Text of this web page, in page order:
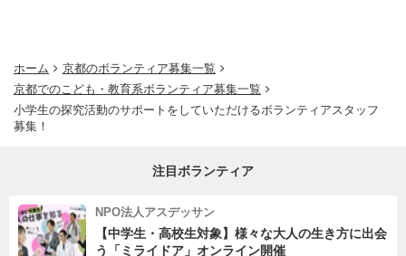
グループ探究の進行は探究堂代表の山田が行いますので、
ボランティアスタッフの方にはその活動ができるだけ円滑
子どもたちの安全も見守っていただけると助かります。
ホーム
京都のボランティア募集一覧
京都でのこども・教育系ボランティア募集一覧
小学生の探究活動のサポートをしていただけるボランティアスタッフ
募集！
注目ボランティア
NPO法人アスデッサン
【中学生・高校生対象】様々な大人の生き方に出会
う「ミライドア」オンライン開催